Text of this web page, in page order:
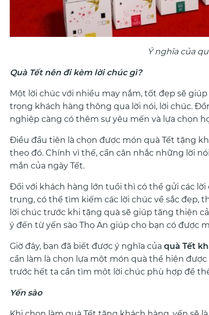
Ý nghĩa của
Quà Tết nên đi kèm lời chúc gì?
Một lời chúc với nhiều may nắm, tốt đẹp sẽ
trọng khách hàng thông qua lời nói, lời chúc.
nghiệp càng có thêm sự yêu mến và lựa chọn
Điều đầu tiên là chọn được món quà Tết tặng
theo đó. Chính vì thế, cần cân nhắc những lời
mắn của ngày Tết.
Đối với khách hàng lớn tuổi thì có thể gửi các
trung, có thể tìm kiếm các lời chúc về sắc đẹp,
lời chúc trước khi tặng quà sẽ giúp tăng thiện
ý đến từ yến sào Thọ An giúp cho bạn có được
Giờ đây, bạn đã biết được ý nghĩa củaquà Tết
cần làm là chọn lựa một món quà thể hiện
trước hết ta cần tìm một lời chúc phù hợp để
Yến sào